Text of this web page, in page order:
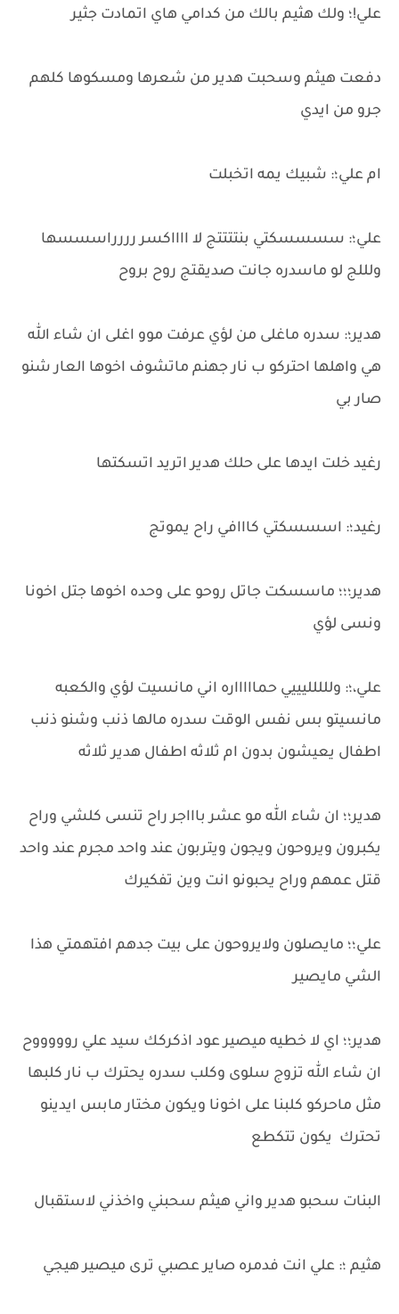
علي!؛ ولك هثيم بالك من كدامي هاي اتمادت جثير
دفعت هيثم وسحبت هدير من شعرها ومسكوها كلهم
جرو من ايدي
ام علي؛: شبيك يمه اتخبلت
علي؛: سسسسكتي بنتتتتج لا ااااكسر رررراسسسها
ولللج لو ماسدره جانت صديقتج روح بروح
هدير؛: سدره ماغلى من لؤي عرفت موو اغلى ان شاء الله
هي واهلها احتركو ب نار جهنم ماتشوف اخوها العار شنو
صار بي
رغيد خلت ايدها على حلك هدير اتريد اتسكتها
رغيد؛: اسسسكتي كااافي راح يموتج
هدير؛؛؛ ماسسكت جاتل روحو على وحده اخوها جتل اخونا
ونسى لؤي
علي،؛: وللللليييي حماااااره اني مانسيت لؤي والكعبه
مانسيتو بس نفس الوقت سدره مالها ذنب وشنو ذنب
اطفال يعيشون بدون ام ثلاثه اطفال هدير ثلاثه
هدير؛؛ ان شاء الله مو عشر باااجر راح تنسى كلشي وراح
يكبرون ويروحون ويجون ويتربون عند واحد مجرم عند واحد
قتل عمهم وراح يحبونو انت وين تفكيرك
علي؛؛ مايصلون ولايروحون على بيت جدهم افتهمتي هذا
الشي مايصير
هدير؛؛ اي لا خطيه ميصير عود اذكركك سيد علي روووووح
ان شاء الله تزوج سلوى وكلب سدره يحترك ب نار كلبها
مثل ماحركو كلبنا على اخونا ويكون مختار مابس ايدينو
تحترك يكون تتكطع
البنات سحبو هدير واني هيثم سحبني واخذني لاستقبال
هثيم ؛: علي انت فدمره صاير عصبي ترى ميصير هيجي